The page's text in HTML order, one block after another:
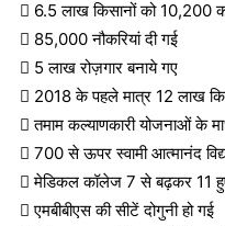
 6.5 लाख किसानों को 10,200
 85,000 नौकरियां दी गई
 5 लाख रोज़गार बनाये गए
 2018 के पहले मात्र 12 लाख
 तमाम कल्याणकारी योजनाओं के
 700 से ऊपर स्वामी आत्मानंद
 मेडिकल कॉलेज 7 से बढ़कर 11
 एमबीबीएस की सीटें दोगुनी हो गई